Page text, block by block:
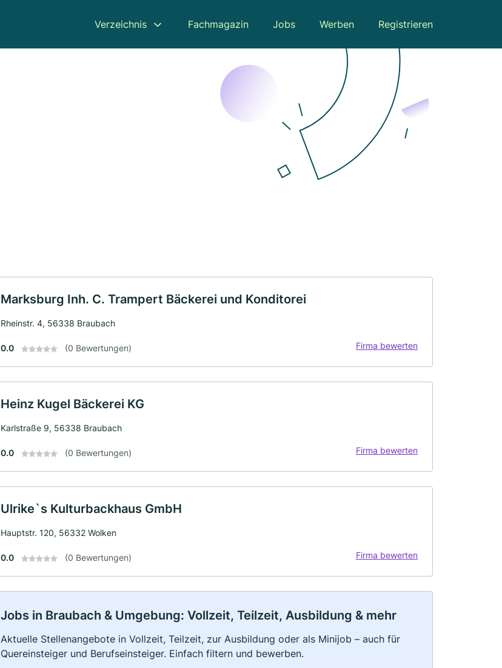
Verzeichnis Fachmagazin Jobs Werben Registrieren
Marksburg Inh. C. Trampert Bäckerei und Konditorei
Rheinstr. 4, 56338 Braubach
0.0 (0 Bewertungen) Firma bewerten
Heinz Kugel Bäckerei KG
Karlstraße 9, 56338 Braubach
0.0 (0 Bewertungen) Firma bewerten
Ulrike`s Kulturbackhaus GmbH
Hauptstr. 120, 56332 Wolken
0.0 (0 Bewertungen) Firma bewerten
Jobs in Braubach & Umgebung: Vollzeit, Teilzeit, Ausbildung & mehr
Aktuelle Stellenangebote in Vollzeit, Teilzeit, zur Ausbildung oder als Minijob – auch für
Quereinsteiger und Berufseinsteiger. Einfach filtern und bewerben.